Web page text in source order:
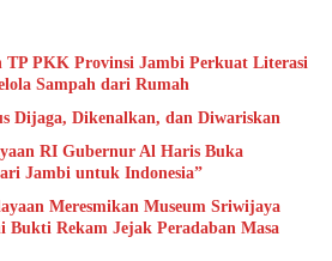
TP PKK Provinsi Jambi Perkuat Literasi
Sampah dari Rumah
Dijaga, Dikenalkan, dan Diwariskan
RI Gubernur Al Haris Buka
Jambi untuk Indonesia”
Meresmikan Museum Sriwijaya
Rekam Jejak Peradaban Masa